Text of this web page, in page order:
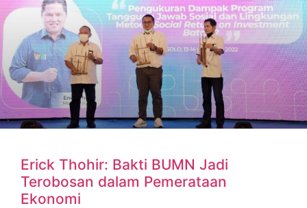
Erick Thohir: Bakti BUMN Jadi
Terobosan dalam Pemerataan
Ekonomi